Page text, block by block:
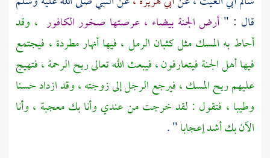
قال : " أرض الجنة بيضاء ، عرصتها صخور الكافور ، وقد
أحاط به المسك مثل كثبان الرمل ، فيها أنهار مطردة ، فيجتمع
فيها أهل الجنة فيتعارفون ، فيبعث الله تعالى ريح الرحمة ، فتهيج
عليهم ريح المسك ، فيرجع الرجل إلى زوجته ، وقد ازداد حسنا
وطيبا ، فتقول : لقد خرجت من عندي وأنا بك معجبة ، وأنا
الآن بك أشد إعجابا" .